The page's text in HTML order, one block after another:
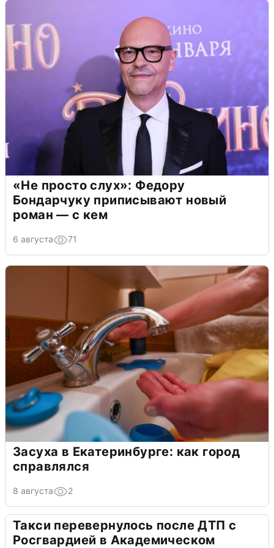
«Не просто слух»: Федору
Бондарчуку приписывают новый
роман — с кем
6 августа 71
Засуха в Екатеринбурге: как город
справлялся
8 августа 2
Такси перевернулось после ДТП с
Росгвардией в Академическом